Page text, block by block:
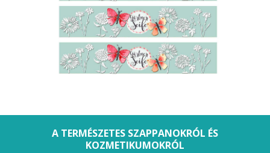
A TERMÉSZETES SZAPPANOKRÓL ÉS
KOZMETIKUMOKRÓL